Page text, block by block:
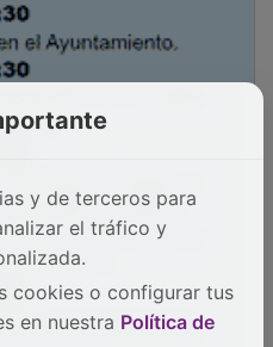
y de terceros para
el tráfico y
cookies o configurar tus
en nuestra Política de